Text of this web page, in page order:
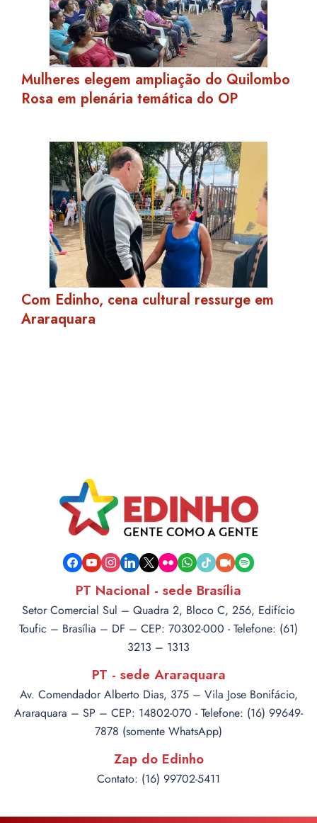
Mulheres elegem ampliação do Quilombo
Rosa em plenária temática do OP
Com Edinho, cena cultural ressurge em
Araraquara
facebook
youtubeinstagram
linkedin
x flickrwhatsapp
tiktokvideo-spotify
PT Nacional - sede Brasília
Setor Comercial Sul – Quadra 2, Bloco C, 256, Edifício
Toufic – Brasília – DF – CEP: 70302-000 - Telefone: (61)
3213 – 1313
PT - sede Araraquara
Av. Comendador Alberto Dias, 375 – Vila Jose Bonifácio,
Araraquara – SP – CEP: 14802-070 - Telefone: (16) 99649-
7878 (somente WhatsApp)
Zap do Edinho
Contato: (16) 99702-5411